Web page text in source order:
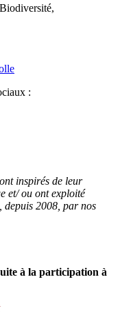
:
inspirés de leur
et/ ou ont exploité
depuis 2008, par nos
à la participation à